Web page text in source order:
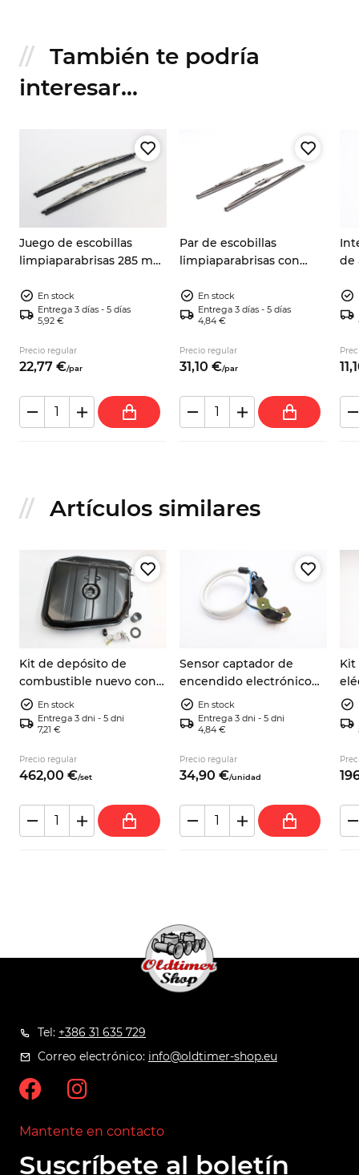
También te podría
interesar...
Juego de escobillas
limpiaparabrisas 285 mm
Zastava, Renault y Lancia
En stock
Entrega 3 días - 5 días
5,92 €
Precio regular
22,77 €/par
Par de escobillas
limpiaparabrisas con
inoxidable para clásicos
europeos
En stock
Entrega 3 días - 5 días
4,84 €
Precio regular
31,10 €/par
de
11,
Artículos similares
Kit de depósito de
combustible nuevo con
aforador, junta y
manguito Autobianchi
A112
En stock
Entrega 3 dni - 5 dni
7,21 €
Precio regular
462,00 €/set
Sensor captador de
encendido electrónico
Autobianchi A112 Abarth
Fiat 124 Spider 9937730
En stock
Entrega 3 dni - 5 dni
4,84 €
Precio regular
34,90 €/unidad
Kit
Tel: +386 31 635 729
Correo electrónico: info@oldtimer-shop.eu
Mantente en contacto
Suscríbete al boletín